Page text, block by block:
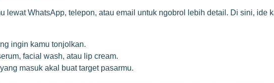
lewat WhatsApp, telepon, atau email untuk ngobrol lebih detail. Di sini, ide
ingin kamu tonjolkan.
facial wash, atau lip cream.
masuk akal buat target pasarmu.